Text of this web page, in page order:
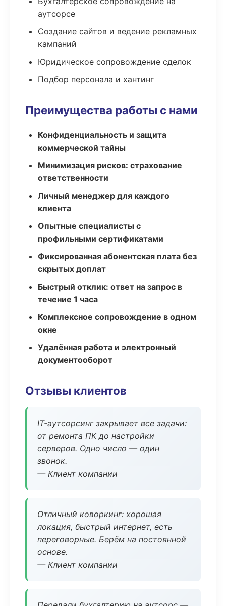
аутсорсе
Создание сайтов и ведение рекламных
кампаний
Юридическое сопровождение сделок
Подбор персонала и хантинг
Преимущества работы с нами
Конфиденциальность и защита
коммерческой тайны
Минимизация рисков: страхование
ответственности
Личный менеджер для каждого
клиента
Опытные специалисты с
профильными сертификатами
Фиксированная абонентская плата без
скрытых доплат
Быстрый отклик: ответ на запрос в
течение 1 часа
Комплексное сопровождение в одном
окне
Удалённая работа и электронный
документооборот
Отзывы клиентов
IT-аутсорсинг закрывает все задачи:
от ремонта ПК до настройки
серверов. Одно число — один
звонок.
— Клиент компании
Отличный коворкинг: хорошая
локация, быстрый интернет, есть
переговорные. Берём на постоянной
основе.
— Клиент компании